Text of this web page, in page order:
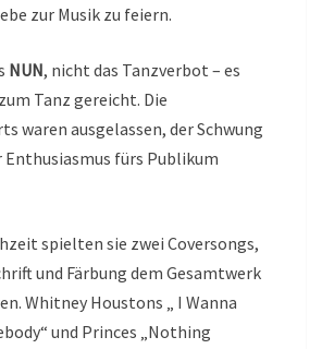
zur Musik zu feiern.
NUN, nicht das Tanzverbot – es
Tanz gereicht. Die
waren ausgelassen, der Schwung
fürs Publikum
spielten sie zwei Coversongs,
und Färbung dem Gesamtwerk
Whitney Houstons „ I Wanna
und Princes „Nothing